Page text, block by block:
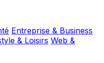
Entreprise & Business
& Loisirs Web &